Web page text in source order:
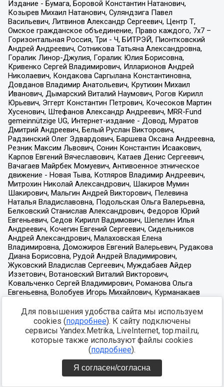
Для повышения удобства сайта мы используем
cookies (подробнее). К сайту подключены
сервисы Yandex.Metrika, LiveInternet, top.mail.ru,
которые также используют файлы cookies
(подробнее).
Я согласен/согласна